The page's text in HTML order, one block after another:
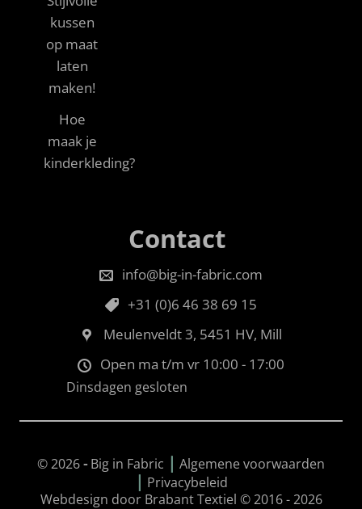
kussen
op maat
laten
maken!
Hoe
maak je
kinderkleding?
Contact
info@big-in-fabric.com
+31 (0)6 46 38 69 15
Meulenveldt 3, 5451 HV, Mill
Open ma t/m vr 10:00 - 17:00
Dinsdagen gesloten
© 2026-Big in Fabric | Algemene voorwaarden
| Privacybeleid
Webdesign door Brabant Textiel © 2016 - 2026